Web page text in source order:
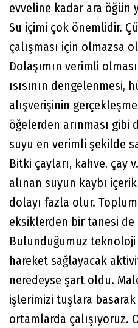
evveline kadar ara öğün
Su içimi çok önemlidir.
çalışması için olmazsa
Dolaşımın verimli
ısısının dengelenmesi,
alışverişinin
öğelerden arınması gibi
suyu en verimli şekilde
Bitki çayları, kahve, çay
alınan suyun kaybı
dolayı fazla olur.
eksiklerden bir tanesi
Bulunduğumuz teknoloji
hareket sağlayacak
neredeyse şart oldu.
işlerimizi tuşlara
ortamlarda çalışıyoruz.